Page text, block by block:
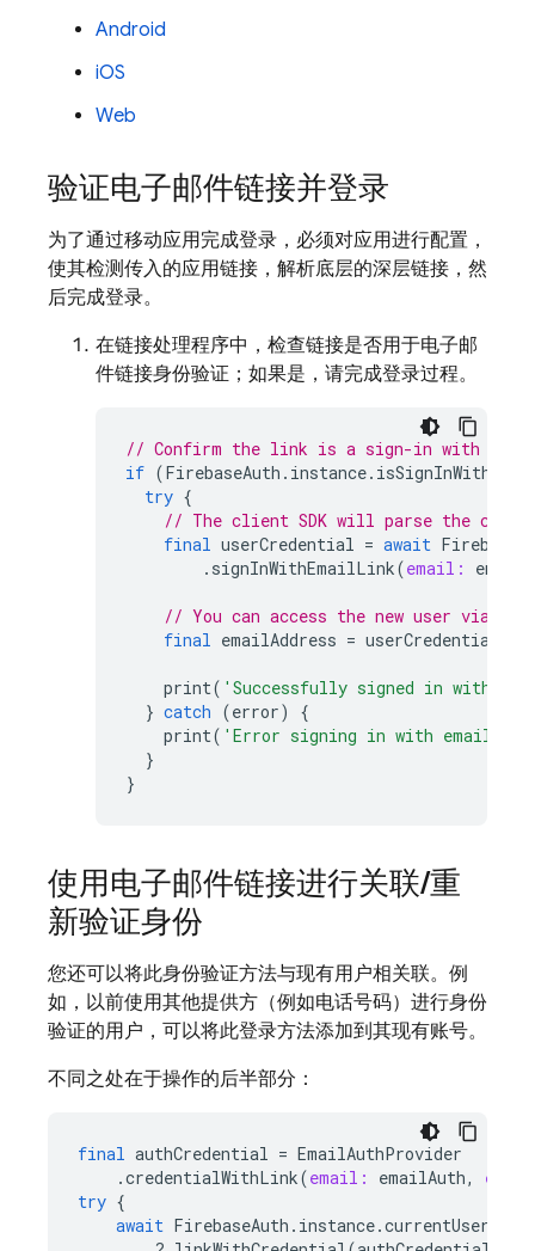
Android
iOS
Web
验证电子邮件链接并登录
为了通过移动应用完成登录，必须对应用进行配置，
使其检测传入的应用链接，解析底层的深层链接，然
后完成登录。
在链接处理程序中，检查链接是否用于电子邮
件链接身份验证；如果是，请完成登录过程。
// Confirm the link is a sign-in with
if (FirebaseAuth . instance.
try {
// The client SDK will parse the
final userCredential = await
. signInWithEmailLink(email:
// You can access the new user via
final emailAddress = userCredential
print( 'Successfully signed in with
} catch (error)
{
print( 'Error signing in with email
}
}
使用电子邮件链接进行关联/重
新验证身份
您还可以将此身份验证方法与现有用户相关联。例
如，以前使用其他提供方（例如电话号码）进行身份
验证的用户，可以将此登录方法添加到其现有账号。
不同之处在于操作的后半部分：
final authCredential = EmailAuthProvider
.credentialWithLink(email: emailAuth,
try {
await FirebaseAuth . instance.currentUser